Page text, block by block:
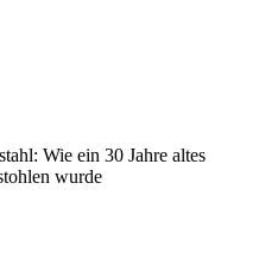
Wie ein 30 Jahre altes
wurde